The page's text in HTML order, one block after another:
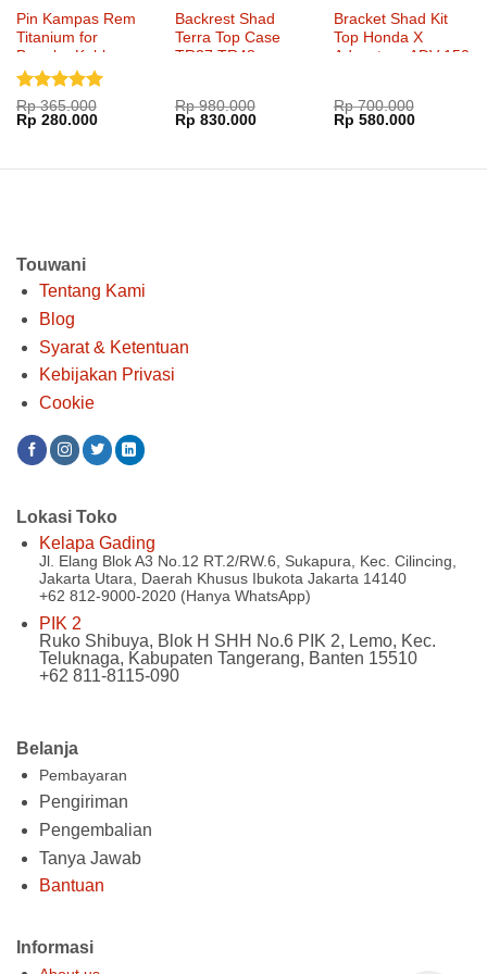
Pin Kampas Rem
Titanium for
Brembo Kohken
KOK-1036
Dinilai5
dari 5
Rp365.000
Harga
aslinya
Rp 280.000Harga
Backrest Shad
Terra Top Case
TR37 TR48
Rp980.000
Harga
aslinya
Rp 830.000Harga
Bracket Shad Kit
Top Honda X
Adventure ADV 150
Rp700.000
Harga
aslinya
Rp 580.000Harga
Touwani
Tentang Kami
Blog
Syarat & Ketentuan
Kebijakan Privasi
Cookie
Belanja
Pembayaran
Pengiriman
Pengembalian
Tanya Jawab
Bantuan
Informasi
Lokasi Toko
Kelapa Gading
Jl. Elang Blok A3 No.12 RT.2/RW.6, Sukapura, Kec. Cilincing,
Jakarta Utara, Daerah Khusus Ibukota Jakarta 14140
+62 812-9000-2020 (Hanya WhatsApp)
PIK 2
Ruko Shibuya, Blok H SHH No.6 PIK 2, Lemo, Kec.
Teluknaga, Kabupaten Tangerang, Banten 15510
+62 811-8115-090